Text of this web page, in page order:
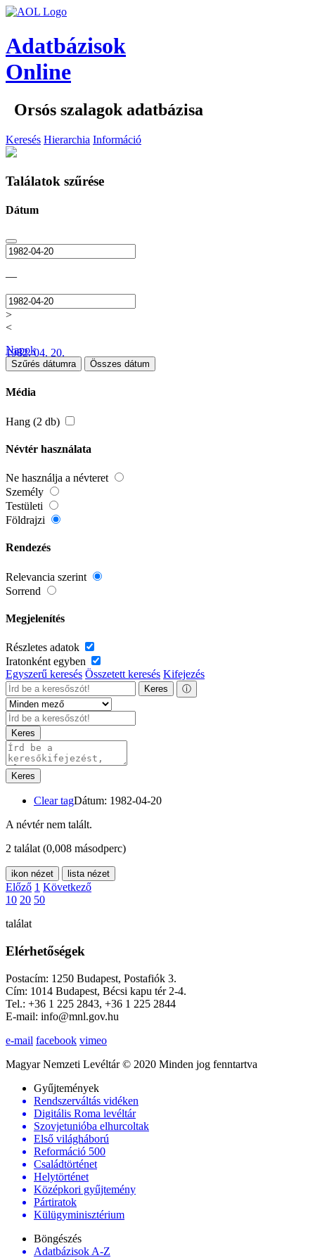
Adatbázisok
Online
Orsós szalagok adatbázisa
Keresés Hierarchia Információ
Találatok szűrése
Dátum
—
>
<
1982. 04. 20.
Napok
Szűrés dátumra Összes dátum
Média
Hang (2 db)
Névtér használata
Ne használja a névteret
Személy
Testületi
Földrajzi
Rendezés
Relevancia szerint
Sorrend
Megjelenítés
Részletes adatok
Iratonként egyben
Egyszerű keresés Összetett keresés Kifejezés
Keres ⓘ
Keres
Keres
Clear tagDátum: 1982-04-20
A névtér nem talált.
2 találat (0,008 másodperc)
ikon nézet lista nézet
Előző 1 Következő
10 20 50
találat
Elérhetőségek
Postacím: 1250 Budapest, Postafiók 3.
Cím: 1014 Budapest, Bécsi kapu tér 2-4.
Tel.: +36 1 225 2843, +36 1 225 2844
E-mail: info@mnl.gov.hu
e-mail facebook vimeo
Magyar Nemzeti Levéltár © 2020 Minden jog fenntartva
Gyűjtemények
Rendszerváltás vidéken
Digitális Roma levéltár
Szovjetunióba elhurcoltak
Első világháború
Reformáció 500
Családtörténet
Helytörténet
Középkori gyűjtemény
Pártiratok
Külügyminisztérium
Böngészés
Adatbázisok A-Z